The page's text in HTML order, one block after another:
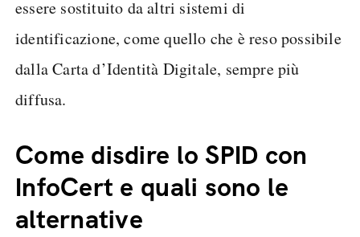
essere sostituito da altri sistemi di
identificazione, come quello che è reso possibile
dalla Carta d’Identità Digitale, sempre più
diffusa.
Come disdire lo SPID con
InfoCert e quali sono le
alternative